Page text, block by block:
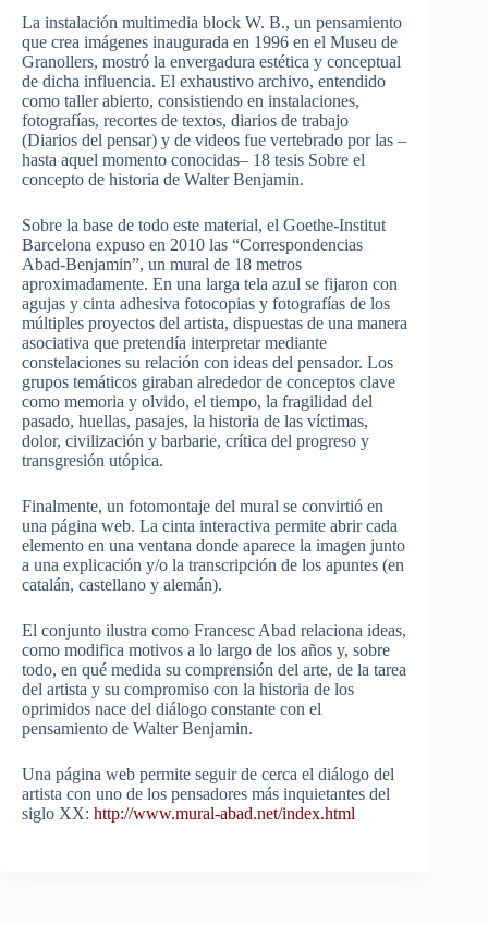
La instalación multimedia block W. B., un pensamiento
que crea imágenes inaugurada en 1996 en el Museu de
Granollers, mostró la envergadura estética y conceptual
de dicha influencia. El exhaustivo archivo, entendido
como taller abierto, consistiendo en instalaciones,
fotografías, recortes de textos, diarios de trabajo
(Diarios del pensar) y de videos fue vertebrado por las –
hasta aquel momento conocidas– 18 tesis Sobre el
concepto de historia de Walter Benjamin.
Sobre la base de todo este material, el Goethe-Institut
Barcelona expuso en 2010 las “Correspondencias
Abad-Benjamin”, un mural de 18 metros
aproximadamente. En una larga tela azul se fijaron con
agujas y cinta adhesiva fotocopias y fotografías de los
múltiples proyectos del artista, dispuestas de una manera
asociativa que pretendía interpretar mediante
constelaciones su relación con ideas del pensador. Los
grupos temáticos giraban alrededor de conceptos clave
como memoria y olvido, el tiempo, la fragilidad del
pasado, huellas, pasajes, la historia de las víctimas,
dolor, civilización y barbarie, crítica del progreso y
transgresión utópica.
Finalmente, un fotomontaje del mural se convirtió en
una página web. La cinta interactiva permite abrir cada
elemento en una ventana donde aparece la imagen junto
a una explicación y/o la transcripción de los apuntes (en
catalán, castellano y alemán).
El conjunto ilustra como Francesc Abad relaciona ideas,
como modifica motivos a lo largo de los años y, sobre
todo, en qué medida su comprensión del arte, de la tarea
del artista y su compromiso con la historia de los
oprimidos nace del diálogo constante con el
pensamiento de Walter Benjamin.
Una página web permite seguir de cerca el diálogo del
artista con uno de los pensadores más inquietantes del
siglo XX: http://www.mural-abad.net/index.html